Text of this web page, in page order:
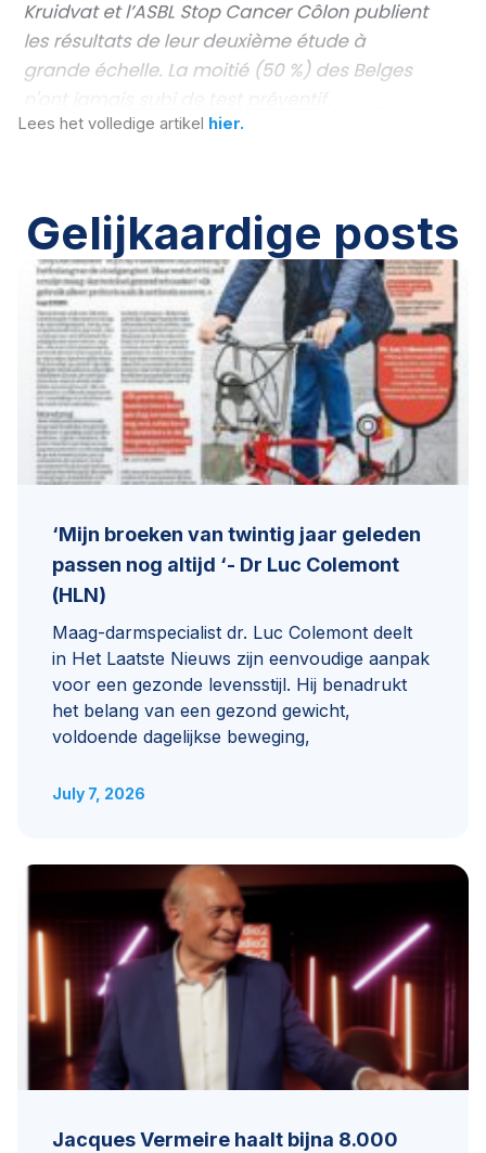
Lees het volledige artikel hier.
Gelijkaardige posts
‘Mijn broeken van twintig jaar geleden
passen nog altijd ‘- Dr Luc Colemont
(HLN)
Maag-darmspecialist dr. Luc Colemont deelt
in Het Laatste Nieuws zijn eenvoudige aanpak
voor een gezonde levensstijl. Hij benadrukt
het belang van een gezond gewicht,
voldoende dagelijkse beweging,
July 7, 2026
Jacques Vermeire haalt bijna 8.000